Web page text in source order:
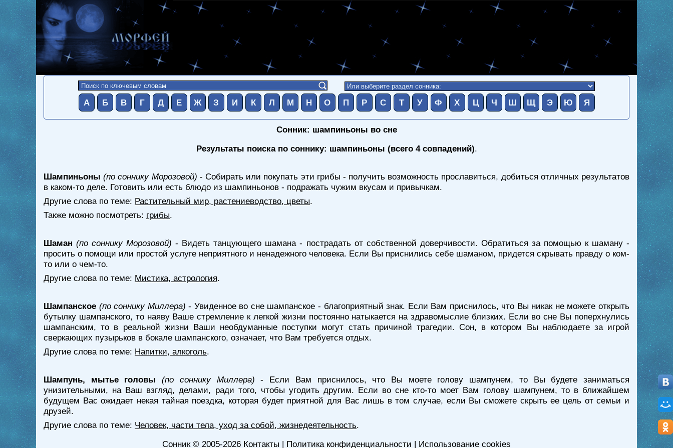
А Б В Г Д Е Ж З И К Л М Н О П Р С Т У Ф Х Ц Ч Ш Щ Э Ю Я
Сонник: шампиньоны во сне
Результаты поиска по соннику: шампиньоны (всего 4 совпадений).
Шампиньоны (по соннику Морозовой) - Собирать или покупать эти грибы - получить возможность прославиться, добиться отличных результатов
в каком-то деле. Готовить или есть блюдо из шампиньонов - подражать чужим вкусам и привычкам.
Другие слова по теме: Растительный мир, растениеводство, цветы.
Также можно посмотреть: грибы.
Шаман (по соннику Морозовой) - Видеть танцующего шамана - пострадать от собственной доверчивости. Обратиться за помощью к шаману -
просить о помощи или простой услуге неприятного и ненадежного человека. Если Вы приснились себе шаманом, придется скрывать правду о ком-
то или о чем-то.
Другие слова по теме: Мистика, астрология.
Шампанское (по соннику Миллера) - Увиденное во сне шампанское - благоприятный знак. Если Вам приснилось, что Вы никак не можете открыть
бутылку шампанского, то наяву Ваше стремление к легкой жизни постоянно натыкается на здравомыслие близких. Если во сне Вы поперхнулись
шампанским, то в реальной жизни Ваши необдуманные поступки могут стать причиной трагедии. Сон, в котором Вы наблюдаете за игрой
сверкающих пузырьков в бокале шампанского, означает, что Вам требуется отдых.
Другие слова по теме: Напитки, алкоголь.
Шампунь, мытье головы (по соннику Миллера) - Если Вам приснилось, что Вы моете голову шампунем, то Вы будете заниматься
унизительными, на Ваш взгляд, делами, ради того, чтобы угодить другим. Если во сне кто-то моет Вам голову шампунем, то в ближайшем
будущем Вас ожидает некая тайная поездка, которая будет приятной для Вас лишь в том случае, если Вы сможете скрыть ее цель от семьи и
друзей.
Другие слова по теме: Человек, части тела, уход за собой, жизнедеятельность.
Сонник© 2005-2026 Контакты | Политика конфиденциальности | Использование cookies